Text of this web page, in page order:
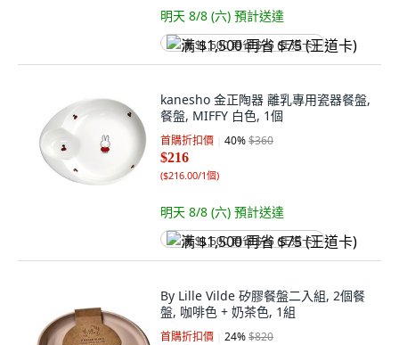
明天 8/8 (六) 預計送達
满 $1,500 再省 $75 (王道卡)
kanesho 金正陶器 離乳專用瓷器餐盤,
餐盤, MIFFY 白色, 1個
首購折扣價 40%$360
$216
($216.00/1個)
明天 8/8 (六) 預計送達
满 $1,500 再省 $75 (王道卡)
By Lille Vilde 矽膠餐盤二入組, 2個餐
盤, 咖啡色 + 奶茶色, 1組
首購折扣價 24%$820